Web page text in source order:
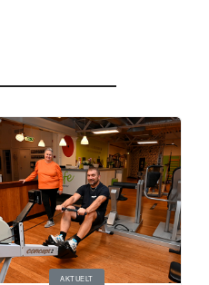
AKTUELT